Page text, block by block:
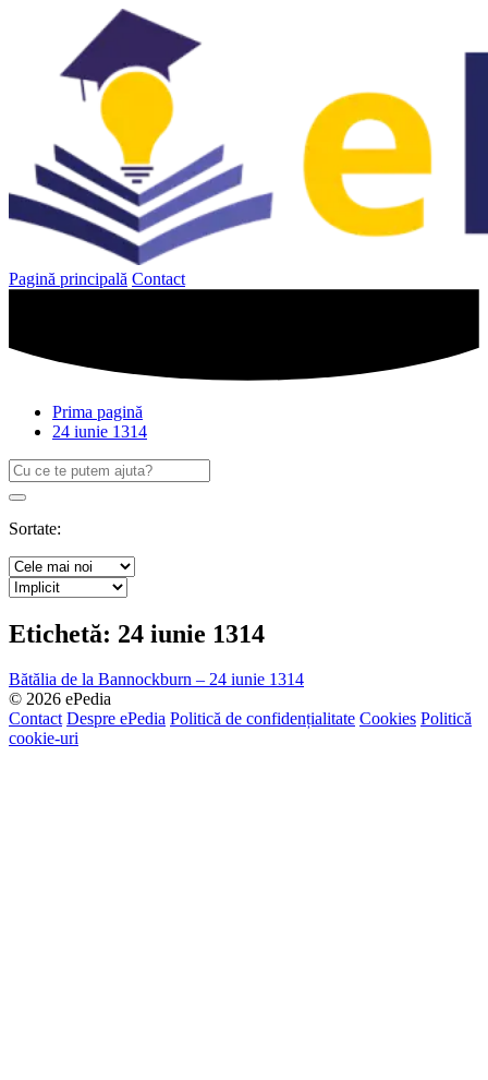
Pagină principală Contact
Prima pagină
24 iunie 1314
Caută
după:
Search
Sortate:
Etichetă: 24 iunie 1314
Bătălia de la Bannockburn – 24 iunie 1314
© 2026 ePedia
Contact Despre ePedia Politică de confidențialitate Cookies Politică
cookie-uri